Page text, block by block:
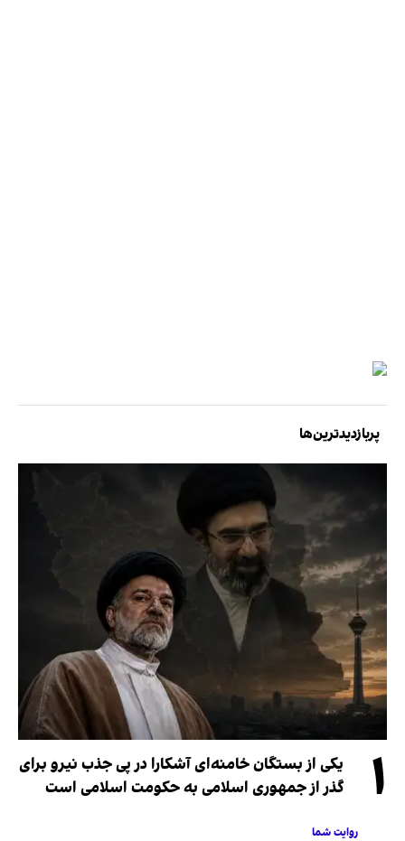
پربازدیدترین‌ها
۱
یکی از بستگان خامنه‌ای آشکارا در پی جذب نیرو برای
گذر از جمهوری اسلامی به حکومت اسلامی است
روایت شما